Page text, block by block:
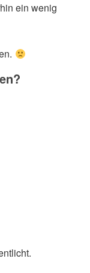
ein wenig